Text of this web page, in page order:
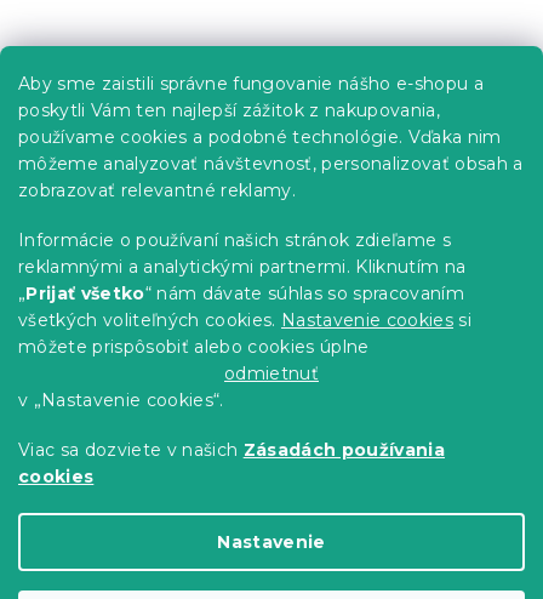
Aby sme zaistili správne fungovanie nášho e-shopu a
poskytli Vám ten najlepší zážitok z nakupovania,
používame cookies a podobné technológie. Vďaka nim
môžeme analyzovať návštevnosť, personalizovať obsah a
zobrazovať relevantné reklamy.
Informácie o používaní našich stránok zdieľame s
reklamnými a analytickými partnermi. Kliknutím na
„Prijať všetko“ nám dávate súhlas so spracovaním
všetkých voliteľných cookies. Nastavenie cookies si
môžete prispôsobiť alebo cookies úplne
odmietnuť
v „Nastavenie cookies“.
Viac sa dozviete v našich Zásadách používania
cookies
Nastavenie
á
Informácie pre vás
Predajne
Sledovanie objednávky
Možnosti doručenia
Reklamácie a vrátenie tovaru
Kontakty
Obchodné podmienky
Podmienky ochrany osobných údajov
Pre partnerov